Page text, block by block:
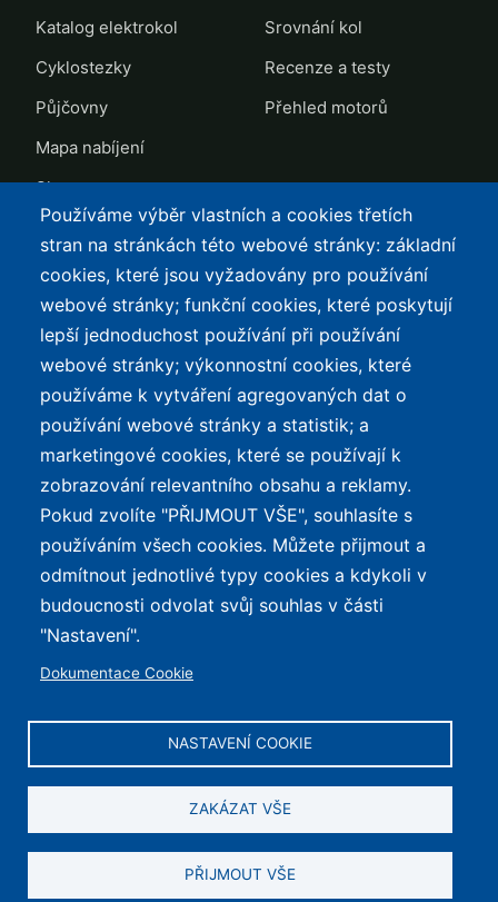
Katalog elektrokol
Cyklostezky
Půjčovny
Mapa nabíjení
Slevy
Srovnání kol
Recenze a testy
Přehled motorů
TOP LISTY Z DAT
Přehled top listů
Nejlehčí elektrokola
Největší dojezd
Nejlevnější s Bosch CX
Největší poklesy cen
Nejlepší poměr
cena/výkon
SERVIS
Kontakt
Podmínky užívání a
ochrana osobních údajů
e-Biker Point
Mapa stránek
O WEBU
Průvodce světem
elektrokol — recenze,
mapa nabíjecích stanic z
Používáme výběr vlastních a cookies třetích
stran na stránkách této webové stránky: základní
cookies, které jsou vyžadovány pro používání
webové stránky; funkční cookies, které poskytují
lepší jednoduchost používání při používání
webové stránky; výkonnostní cookies, které
používáme k vytváření agregovaných dat o
používání webové stránky a statistik; a
marketingové cookies, které se používají k
zobrazování relevantního obsahu a reklamy.
Pokud zvolíte "PŘIJMOUT VŠE", souhlasíte s
používáním všech cookies. Můžete přijmout a
odmítnout jednotlivé typy cookies a kdykoli v
budoucnosti odvolat svůj souhlas v části
"Nastavení".
Dokumentace Cookie
NASTAVENÍ COOKIE
ZAKÁZAT VŠE
PŘIJMOUT VŠE
© 2026 e-Biker.cz
Obsah je chráněn autorským právem. Zobrazujeme reklamu.
REKLAMA